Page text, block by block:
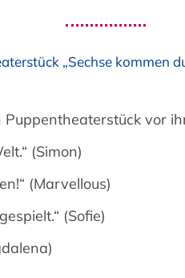
„Sechse kommen
vor
(Simon)
(Marvellous)
(Sofie)